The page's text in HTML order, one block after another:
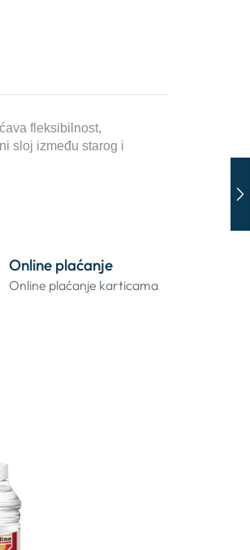
fleksibilnost,
sloj između starog i
Online plaćanje
Online plaćanje karticama